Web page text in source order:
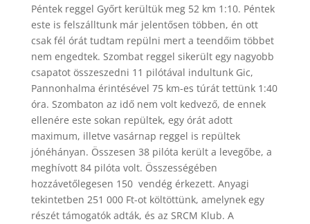
Péntek reggel Győrt kerültük meg 52 km 1:10. Péntek
este is felszálltunk már jelentősen többen, én ott
csak fél órát tudtam repülni mert a teendőim többet
nem engedtek. Szombat reggel sikerült egy nagyobb
csapatot összeszedni 11 pilótával indultunk Gic,
Pannonhalma érintésével 75 km-es túrát tettünk 1:40
óra. Szombaton az idő nem volt kedvező, de ennek
ellenére este sokan repültek, egy órát adott
maximum, illetve vasárnap reggel is repültek
jónéhányan. Összesen 38 pilóta került a levegőbe, a
meghívott 84 pilóta volt. Összességében
hozzávetőlegesen 150 vendég érkezett. Anyagi
tekintetben 251 000 Ft-ot költöttünk, amelynek egy
részét támogatók adták, és az SRCM Klub. A